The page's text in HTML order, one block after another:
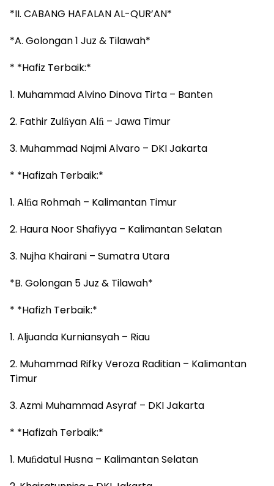
*II. CABANG HAFALAN AL-QUR’AN*
*A. Golongan 1 Juz & Tilawah*
* *Hafiz Terbaik:*
1. Muhammad Alvino Dinova Tirta – Banten
2. Fathir Zulﬁyan Alﬁ – Jawa Timur
3. Muhammad Najmi Alvaro – DKI Jakarta
* *Hafizah Terbaik:*
1. Alﬁa Rohmah – Kalimantan Timur
2. Haura Noor Shafiyya – Kalimantan Selatan
3. Nujha Khairani – Sumatra Utara
*B. Golongan 5 Juz & Tilawah*
* *Hafizh Terbaik:*
1. Aljuanda Kurniansyah – Riau
2. Muhammad Rifky Veroza Raditian – Kalimantan
Timur
3. Azmi Muhammad Asyraf – DKI Jakarta
* *Hafizah Terbaik:*
1. Muﬁdatul Husna – Kalimantan Selatan